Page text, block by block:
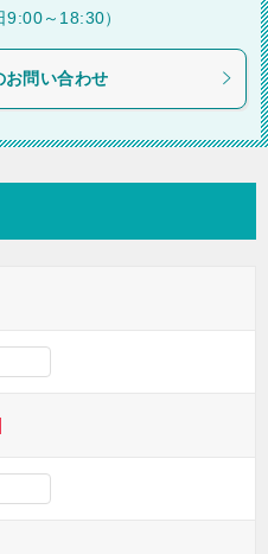
9:00～18:30）
お問い合わせ